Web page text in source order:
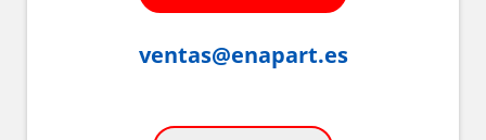
ventas@enapart.es